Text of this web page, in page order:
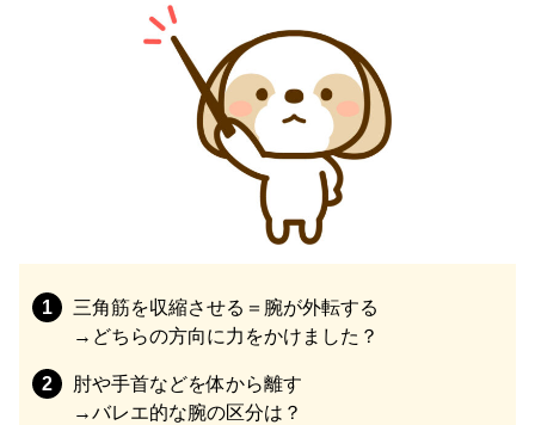
三角筋を収縮させる＝腕が外転する
→どちらの方向に力をかけました？
肘や手首などを体から離す
→バレエ的な腕の区分は？